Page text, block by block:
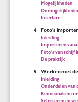
Mogelijkheden
Interface
4 Foto’s
Inleiding
Importeren
Foto’s van
De praktijk
5 Werken met
Inleiding
Onderdelen van
Kennismaken
Selecteren en